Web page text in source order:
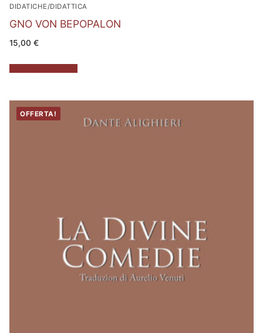
DIDATICHE/DIDATTICA
GNO VON BEPOPALON
15,00 €
OFFERTA!